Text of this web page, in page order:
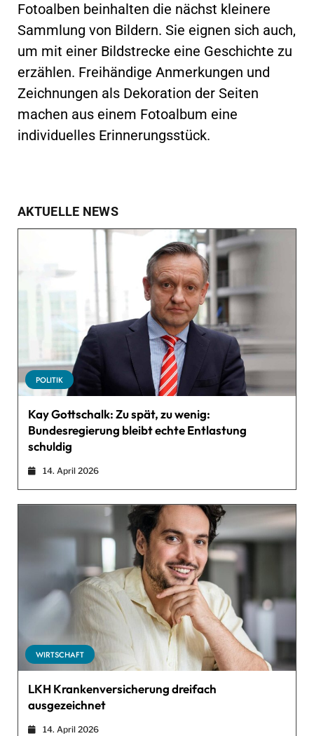
Fotoalben beinhalten die nächst kleinere
Sammlung von Bildern. Sie eignen sich auch,
um mit einer Bildstrecke eine Geschichte zu
erzählen. Freihändige Anmerkungen und
Zeichnungen als Dekoration der Seiten
machen aus einem Fotoalbum eine
individuelles Erinnerungsstück.
AKTUELLE NEWS
POLITIK
Kay Gottschalk: Zu spät, zu wenig:
Bundesregierung bleibt echte Entlastung
schuldig
14. April 2026
WIRTSCHAFT
LKH Krankenversicherung dreifach
ausgezeichnet
14. April 2026